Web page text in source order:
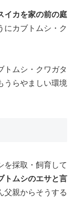
イカを家の前の庭
にカブトムシ・ク
トムシ・クワガタ
うらやましい環境
を採取・飼育して
トムシのエサと言
父親からそうする